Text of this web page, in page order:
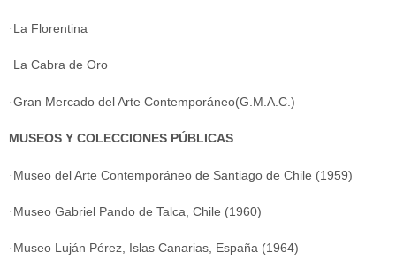
·La Florentina
·La Cabra de Oro
·Gran Mercado del Arte Contemporáneo(G.M.A.C.)
MUSEOS Y COLECCIONES PÚBLICAS
·Museo del Arte Contemporáneo de Santiago de Chile (1959)
·Museo Gabriel Pando de Talca, Chile (1960)
·Museo Luján Pérez, Islas Canarias, España (1964)